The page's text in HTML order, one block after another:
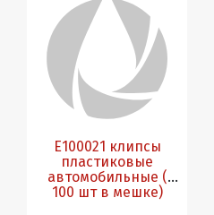
Е100021 клипсы
пластиковые
автомобильные (
100 шт в мешке)